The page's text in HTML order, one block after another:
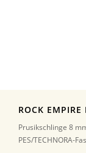
ROCK EMPIRE
Prusikschlinge 8
PES/TECHNORA-